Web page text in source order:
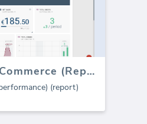
Vendite WooCommerce (Report)
(report)